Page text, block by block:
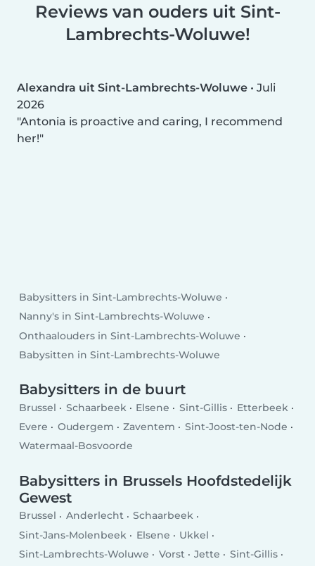
Reviews van ouders uit Sint-
Lambrechts-Woluwe!
Alexandra uit Sint-Lambrechts-Woluwe • Juli
2026
Antonia is proactive and caring, I recommend
her!
Babysitters in Sint-Lambrechts-Woluwe
Nanny's in Sint-Lambrechts-Woluwe
Onthaalouders in Sint-Lambrechts-Woluwe
Babysitten in Sint-Lambrechts-Woluwe
Babysitters in de buurt
Brussel Schaarbeek Elsene Sint-Gillis
Etterbeek
Evere
Oudergem Zaventem
Sint-Joost-ten-Node
Watermaal-Bosvoorde
Babysitters in Brussels Hoofdstedelijk
Gewest
Brussel Anderlecht
Schaarbeek
Sint-Jans-Molenbeek
Elsene
Ukkel
Sint-Lambrechts-Woluwe
Vorst Jette
Sint-Gillis